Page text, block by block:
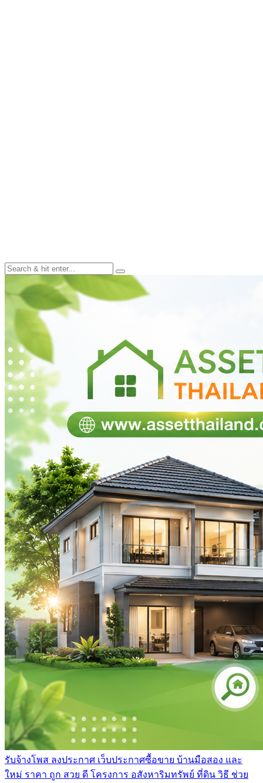
รับจ้างโพส ลงประกาศ เว็บประกาศซื้อขาย บ้านมือสอง และ
ใหม่ ราคา ถูก สวย ดี โครงการ อสังหาริมทรัพย์ ที่ดิน วิธี ช่วย